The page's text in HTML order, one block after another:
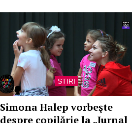
STIRI
Simona Halep vorbeşte
despre copilărie la „Jurnal